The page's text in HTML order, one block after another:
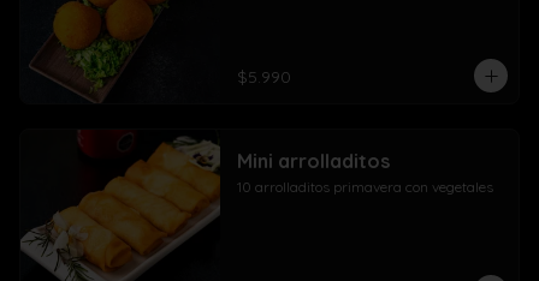
$5.990
Mini arrolladitos
10 arrolladitos primavera con vegetales